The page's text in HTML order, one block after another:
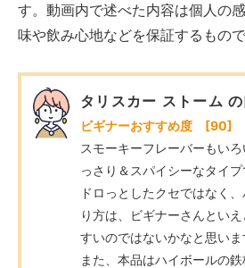
す。動画内で述べた内容は個人の
味や飲み心地などを保証するもので
タリスカー ストーム
ビギナーおすすめ度 [90]
スモーキーフレーバーもい
っさり＆スパイシーなタイプ
ドロっとしたクセではなく
り方は、ビギナーさんとい
すいのではないかなと思いま
また、本品はハイボールの